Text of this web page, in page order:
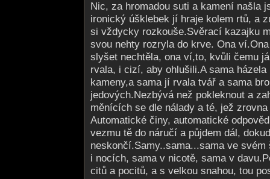
Nic, za hromadou suti a kamení našla
ironický úšklebek jí hraje kolem rtů, a
si vždycky rozkouše.Svěrací kazajku
svou nehty rozryla do krve. Ona
slyšet nechtěla, ona ví,to, kvůli čemu
rvala, i cizí, aby ohlušili.A sama
kameny,a sama jí rvala tvář a sama
jedových.Nezbývá než pokleknout a
měnících se dle nálady a té, jež
Automatické činy, automatické
vezmu tě do náručí a půjdem dál,
neskončí.Samy..sama...sama ve
i nocích, sama v nicotě, sama v
citů a pocitů, a s velkou snahou, tou